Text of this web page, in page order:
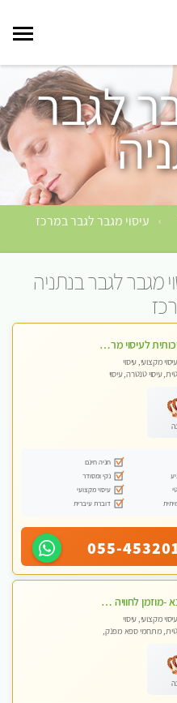
לגבר
› עיסוי מגבר לגבר במרכז
מגבר לגבר בנתניה
חדשה ואיכותית לעיסוי מרגיע ומפנק VIP-מומלץ לחלוטין! פרטי! ​​​​​​ Highly recommended
מקצועי, עיסוי
עיסוי טנטרה, עיסוי
חניה חינם
נקי ומסודר
עיסוי מקצועי
דוברת עיברית
055-
בכפר -סבא -מוזמן לחוויה בלתי נשכחת!!!עיסוי מפנק ביותר מומלץ לחלוטין!!!
מקצועי, עיסוי
מתחמי ספא מפנק,